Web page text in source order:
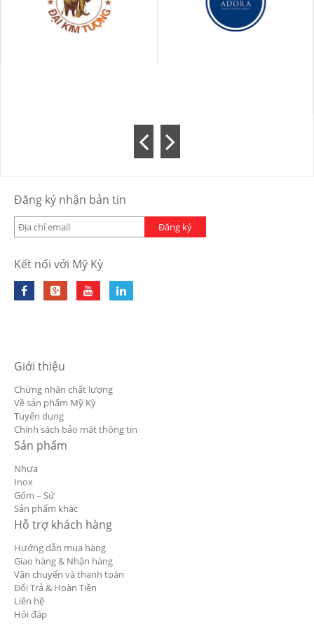
Đăng ký nhận bản tin
Đăng ký
Kết nối với Mỹ Kỳ
Giới thiệu
Chứng nhận chất lượng
Về sản phẩm Mỹ Kỳ
Tuyển dụng
Chính sách bảo mật thông tin
Sản phẩm
Nhựa
Inox
Gốm – Sứ
Sản phẩm khác
Hỗ trợ khách hàng
Hướng dẫn mua hàng
Giao hàng & Nhận hàng
Vận chuyển và thanh toán
Đổi Trả & Hoàn Tiền
Liên hệ
Hỏi đáp